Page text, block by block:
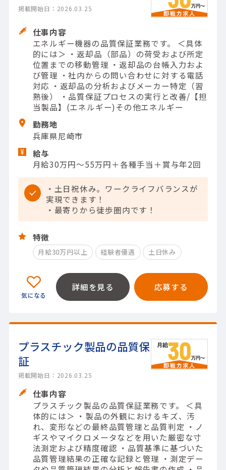
掲載開始日：2026.03.25
仕事内容
エネルギー機器の品質保証業務です。 ＜具体
的には＞ ・返却品（部品）の荷受および所定
位置までの移動管理 ・返却品の台帳入力およ
び管理 ・社内からの問い合わせに対する電話
対応 ・返却品の分析およびメーカー特定（習
熟後） ・品質保証プロセスの実行と改善/【担
当製品】(エネルギー)その他エネルギー
勤務地
兵庫県尼崎市
給与
月給30万円～55万円＋各種手当＋賞与年2回
・土日祝休み。ワークライフバランスが
実現できます！
・最寄りから徒歩圏内です！
特徴
月給30万円以上 経験者優遇 土日休み
詳細を見る 応募する
プラスチック製品の品質保
証
掲載開始日：2026.03.25
仕事内容
プラスチック製品の品質保証業務です。 ＜具
体的には＞ ・製品の外観におけるキズ、汚
れ、変形などの最終品質管理と品質判定 ・ノ
ギスやマイクロメータなどを用いた厳密な寸
法測定および精度確認 ・品質基準に基づいた
品質管理結果の正確な記録と管理 ・測定デー